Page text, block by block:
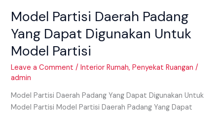
Model Partisi Daerah Padang
Yang Dapat Digunakan Untuk
Model Partisi
Leave a Comment /Interior Rumah,Penyekat Ruangan /
admin
Model Partisi Daerah Padang Yang Dapat Digunakan Untuk
Model Partisi Model Partisi Daerah Padang Yang Dapat
Padang
Dapat
Digunakan
Model